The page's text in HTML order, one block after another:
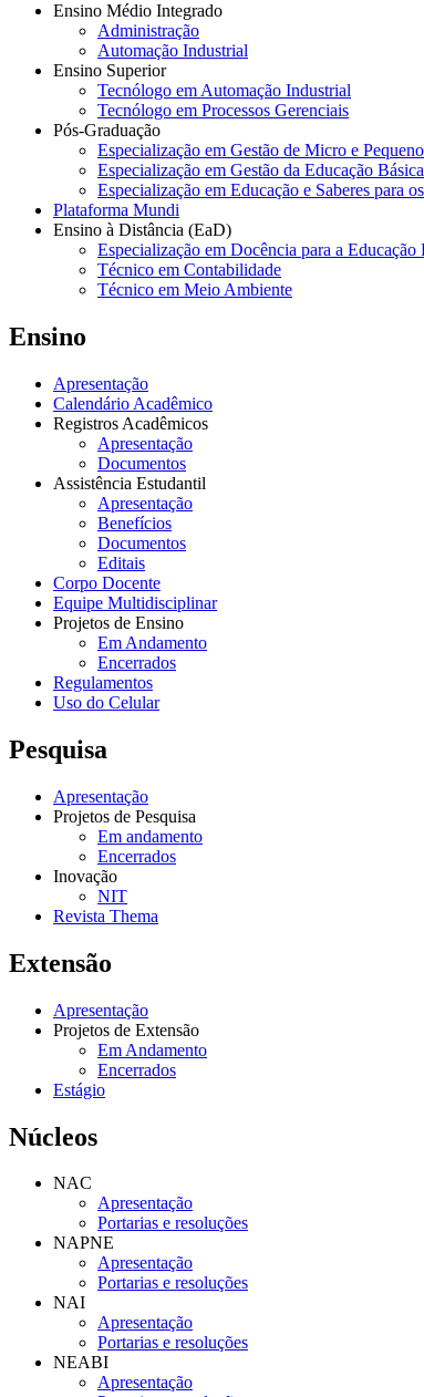
Ensino Médio Integrado
Administração
Automação Industrial
Ensino Superior
Tecnólogo em Automação Industrial
Tecnólogo em Processos Gerenciais
Pós-Graduação
Especialização em Gestão de Micro e
Especialização em Gestão da Educação Básica
Especialização em Educação e Saberes para
Plataforma Mundi
Ensino à Distância (EaD)
Especialização em Docência para a
Técnico em Contabilidade
Técnico em Meio Ambiente
Ensino
Apresentação
Calendário Acadêmico
Registros Acadêmicos
Apresentação
Documentos
Assistência Estudantil
Apresentação
Benefícios
Documentos
Editais
Corpo Docente
Equipe Multidisciplinar
Projetos de Ensino
Em Andamento
Encerrados
Regulamentos
Uso do Celular
Pesquisa
Apresentação
Projetos de Pesquisa
Em andamento
Encerrados
Inovação
NIT
Revista Thema
Extensão
Apresentação
Projetos de Extensão
Em Andamento
Encerrados
Estágio
Núcleos
NAC
Apresentação
Portarias e resoluções
NAPNE
Apresentação
Portarias e resoluções
NAI
Apresentação
Portarias e resoluções
NEABI
Apresentação